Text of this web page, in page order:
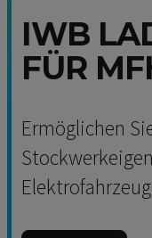
IWB
FÜR
Ermöglichen